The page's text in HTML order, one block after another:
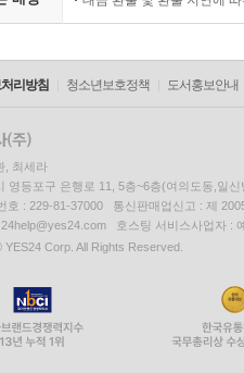
리방침 청소년보호정책 도서홍보안내
, 최세라
영등포구 은행로 11, 5층~6층(여의도동,일신
호 : 229-81-37000 통신판매업신고 : 제
호스팅 서비스사업자 :
Corp. All Rights Reserved.